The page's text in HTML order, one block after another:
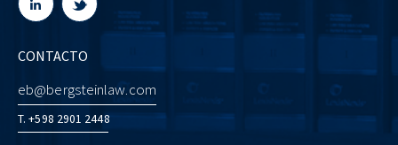
CONTACTO
eb@bergsteinlaw.com
T. +598 2901 2448